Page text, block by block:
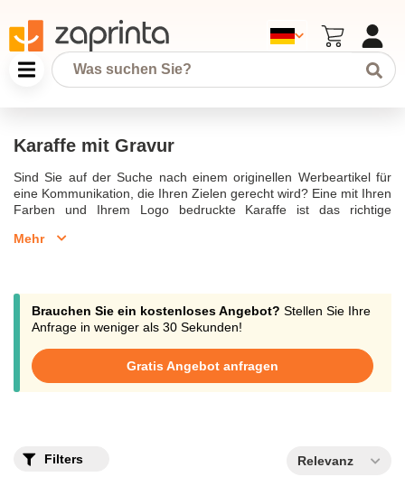
Karaffe mit Gravur
Sind Sie auf der Suche nach einem originellen Werbeartikel für
eine Kommunikation, die Ihren Zielen gerecht wird? Eine mit Ihren
Farben und Ihrem Logo bedruckte Karaffe ist das richtige
den Erfolg der Einweg-Plastikflasche in den Hintergrund gedrängt
Geschäftsräumen leicht ihren Platz. Als Spezialshop für Goodies
und deren Personalisierung bietet Zaprinta eine große Auswahl
an Produkten und personalisierten Gläsern, um Ihnen eine
Karaffe mit Gravur
Mehr
Brauchen Sie ein kostenloses Angebot? Stellen Sie Ihre
Anfrage in weniger als 30 Sekunden!
Gratis Angebot anfragen
Filters Relevanz